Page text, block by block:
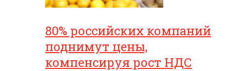
80% российских компаний
поднимут цены,
компенсируя рост НДС